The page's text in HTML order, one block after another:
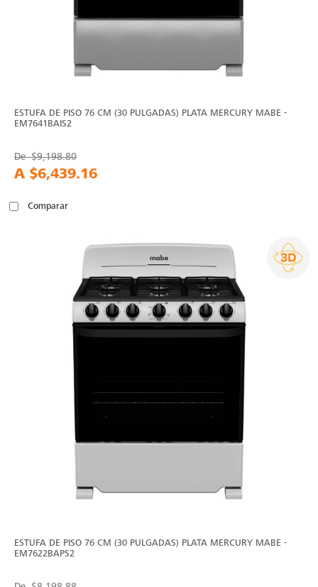
ESTUFA DE PISO 76 CM (30 PULGADAS) PLATA MERCURY MABE -
EM7641BAIS2
De$9,198.80
A $6,439.16
Comparar
ESTUFA DE PISO 76 CM (30 PULGADAS) PLATA MERCURY MABE -
EM7622BAPS2